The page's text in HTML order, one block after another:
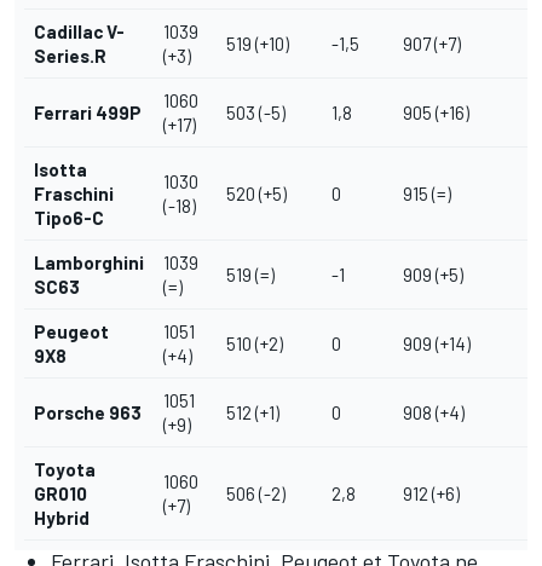
Cadillac V-
Series.R
1039
(+3)
519 (+10) -1,5 907 (+7)
Ferrari 499P
1060
(+17)
503 (-5) 1,8 905 (+16)
Isotta
Fraschini
Tipo6-C
1030
(-18)
520 (+5) 0 915 (=)
Lamborghini
SC63
1039
(=)
519 (=) -1 909 (+5)
Peugeot
9X8
1051
(+4)
510 (+2) 0 909 (+14)
Porsche 963
1051
(+9)
512 (+1) 0 908 (+4)
Toyota
GR010
Hybrid
1060
(+7)
506 (-2) 2,8 912 (+6)